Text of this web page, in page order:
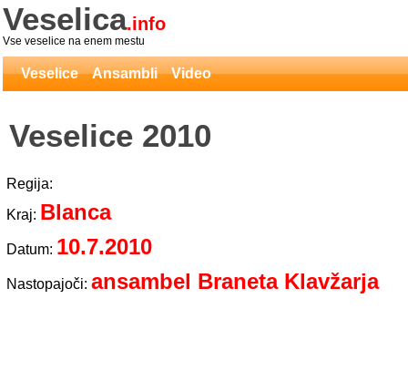
Veselica.info
Vse veselice na enem mestu
Veselice Ansambli Video
Veselice 2010
Regija:
Kraj: Blanca
Datum: 10.7.2010
Nastopajoči: ansambel Braneta Klavžarja